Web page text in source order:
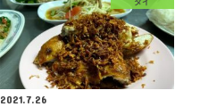
タイ
2021.7.26